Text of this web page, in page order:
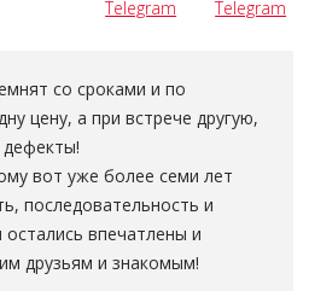
Telegram
Telegram
со сроками и по
цену, а при встрече другую,
вот уже более семи лет
последовательность и
впечатлены и
друзьям и знакомым!